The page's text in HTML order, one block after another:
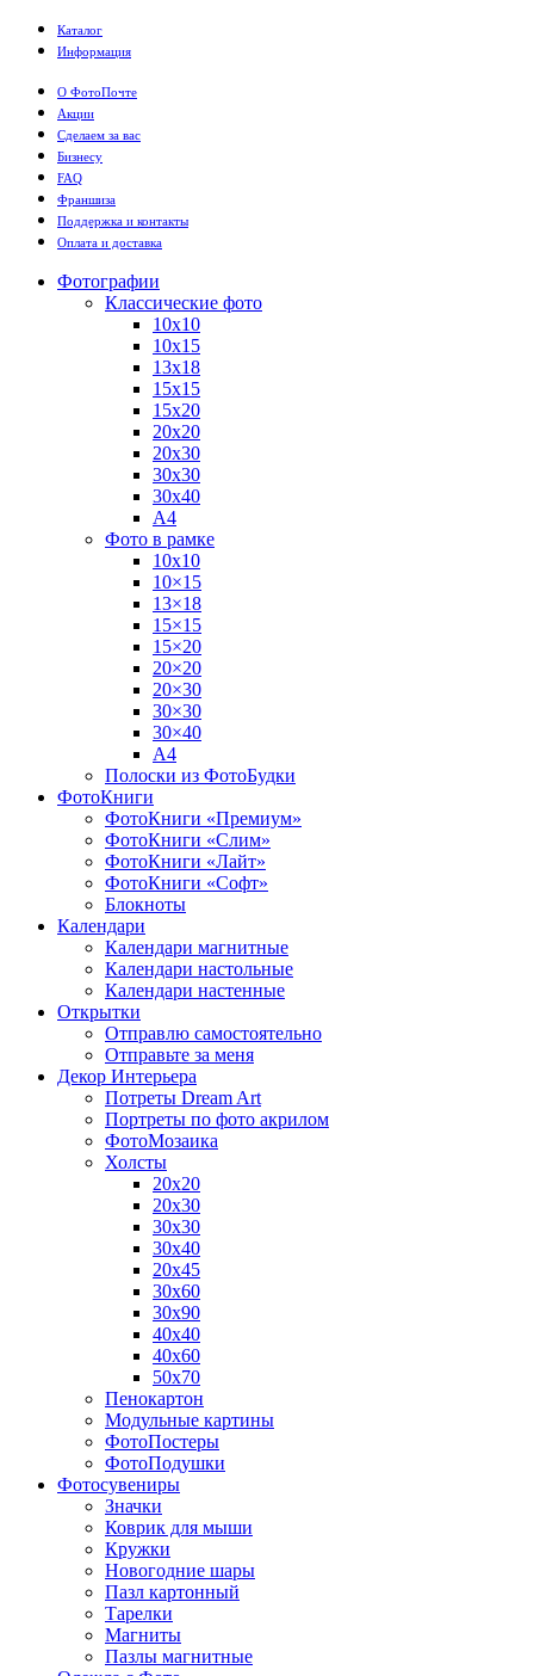
Каталог
Информация
О ФотоПочте
Акции
Сделаем за вас
Бизнесу
FAQ
Франшиза
Поддержка и контакты
Оплата и доставка
Фотографии
Классические фото
10х10
10х15
13х18
15х15
15х20
20х20
20х30
30х30
30х40
А4
Фото в рамке
10х10
10×15
13×18
15×15
15×20
20×20
20×30
30×30
30×40
A4
Полоски из ФотоБудки
ФотоКниги
ФотоКниги «Премиум»
ФотоКниги «Слим»
ФотоКниги «Лайт»
ФотоКниги «Софт»
Блокноты
Календари
Календари магнитные
Календари настольные
Календари настенные
Открытки
Отправлю самостоятельно
Отправьте за меня
Декор Интерьера
Потреты Dream Art
Портреты по фото акрилом
ФотоМозаика
Холсты
20х20
20х30
30х30
30х40
20х45
30х60
30х90
40х40
40х60
50х70
Пенокартон
Модульные картины
ФотоПостеры
ФотоПодушки
Фотоcувениры
Значки
Коврик для мыши
Кружки
Новогодние шары
Пазл картонный
Тарелки
Магниты
Пазлы магнитные